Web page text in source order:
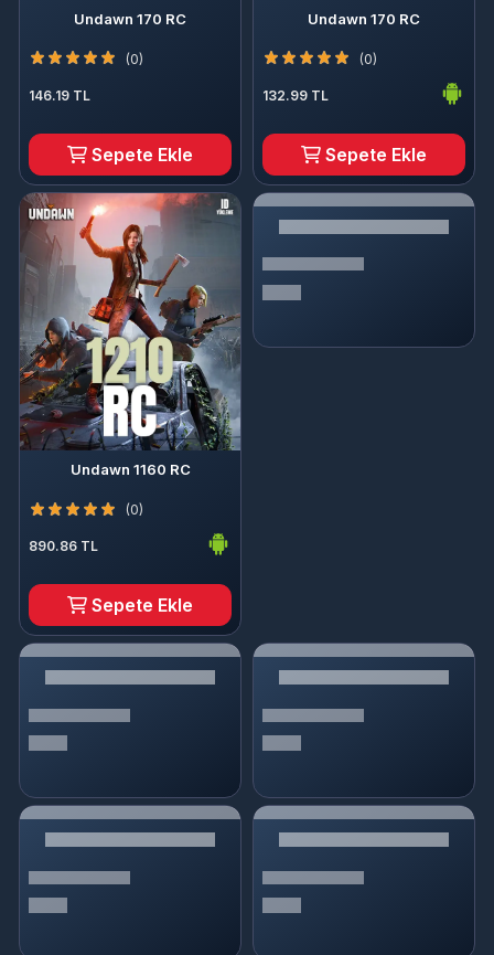
Undawn 170 RC
(0)
146.19 TL
Sepete Ekle
Undawn 170 RC
(0)
132.99 TL
Sepete Ekle
Undawn 1160 RC
(0)
890.86 TL
Sepete Ekle